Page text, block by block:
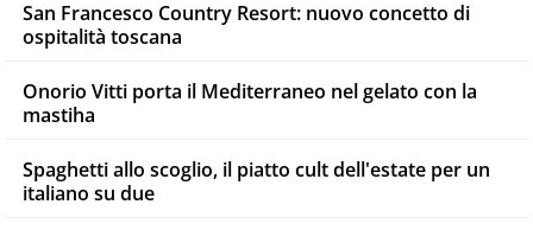
San Francesco Country Resort: nuovo concetto di
ospitalità toscana
Onorio Vitti porta il Mediterraneo nel gelato con la
mastiha
Spaghetti allo scoglio, il piatto cult dell'estate per un
italiano su due